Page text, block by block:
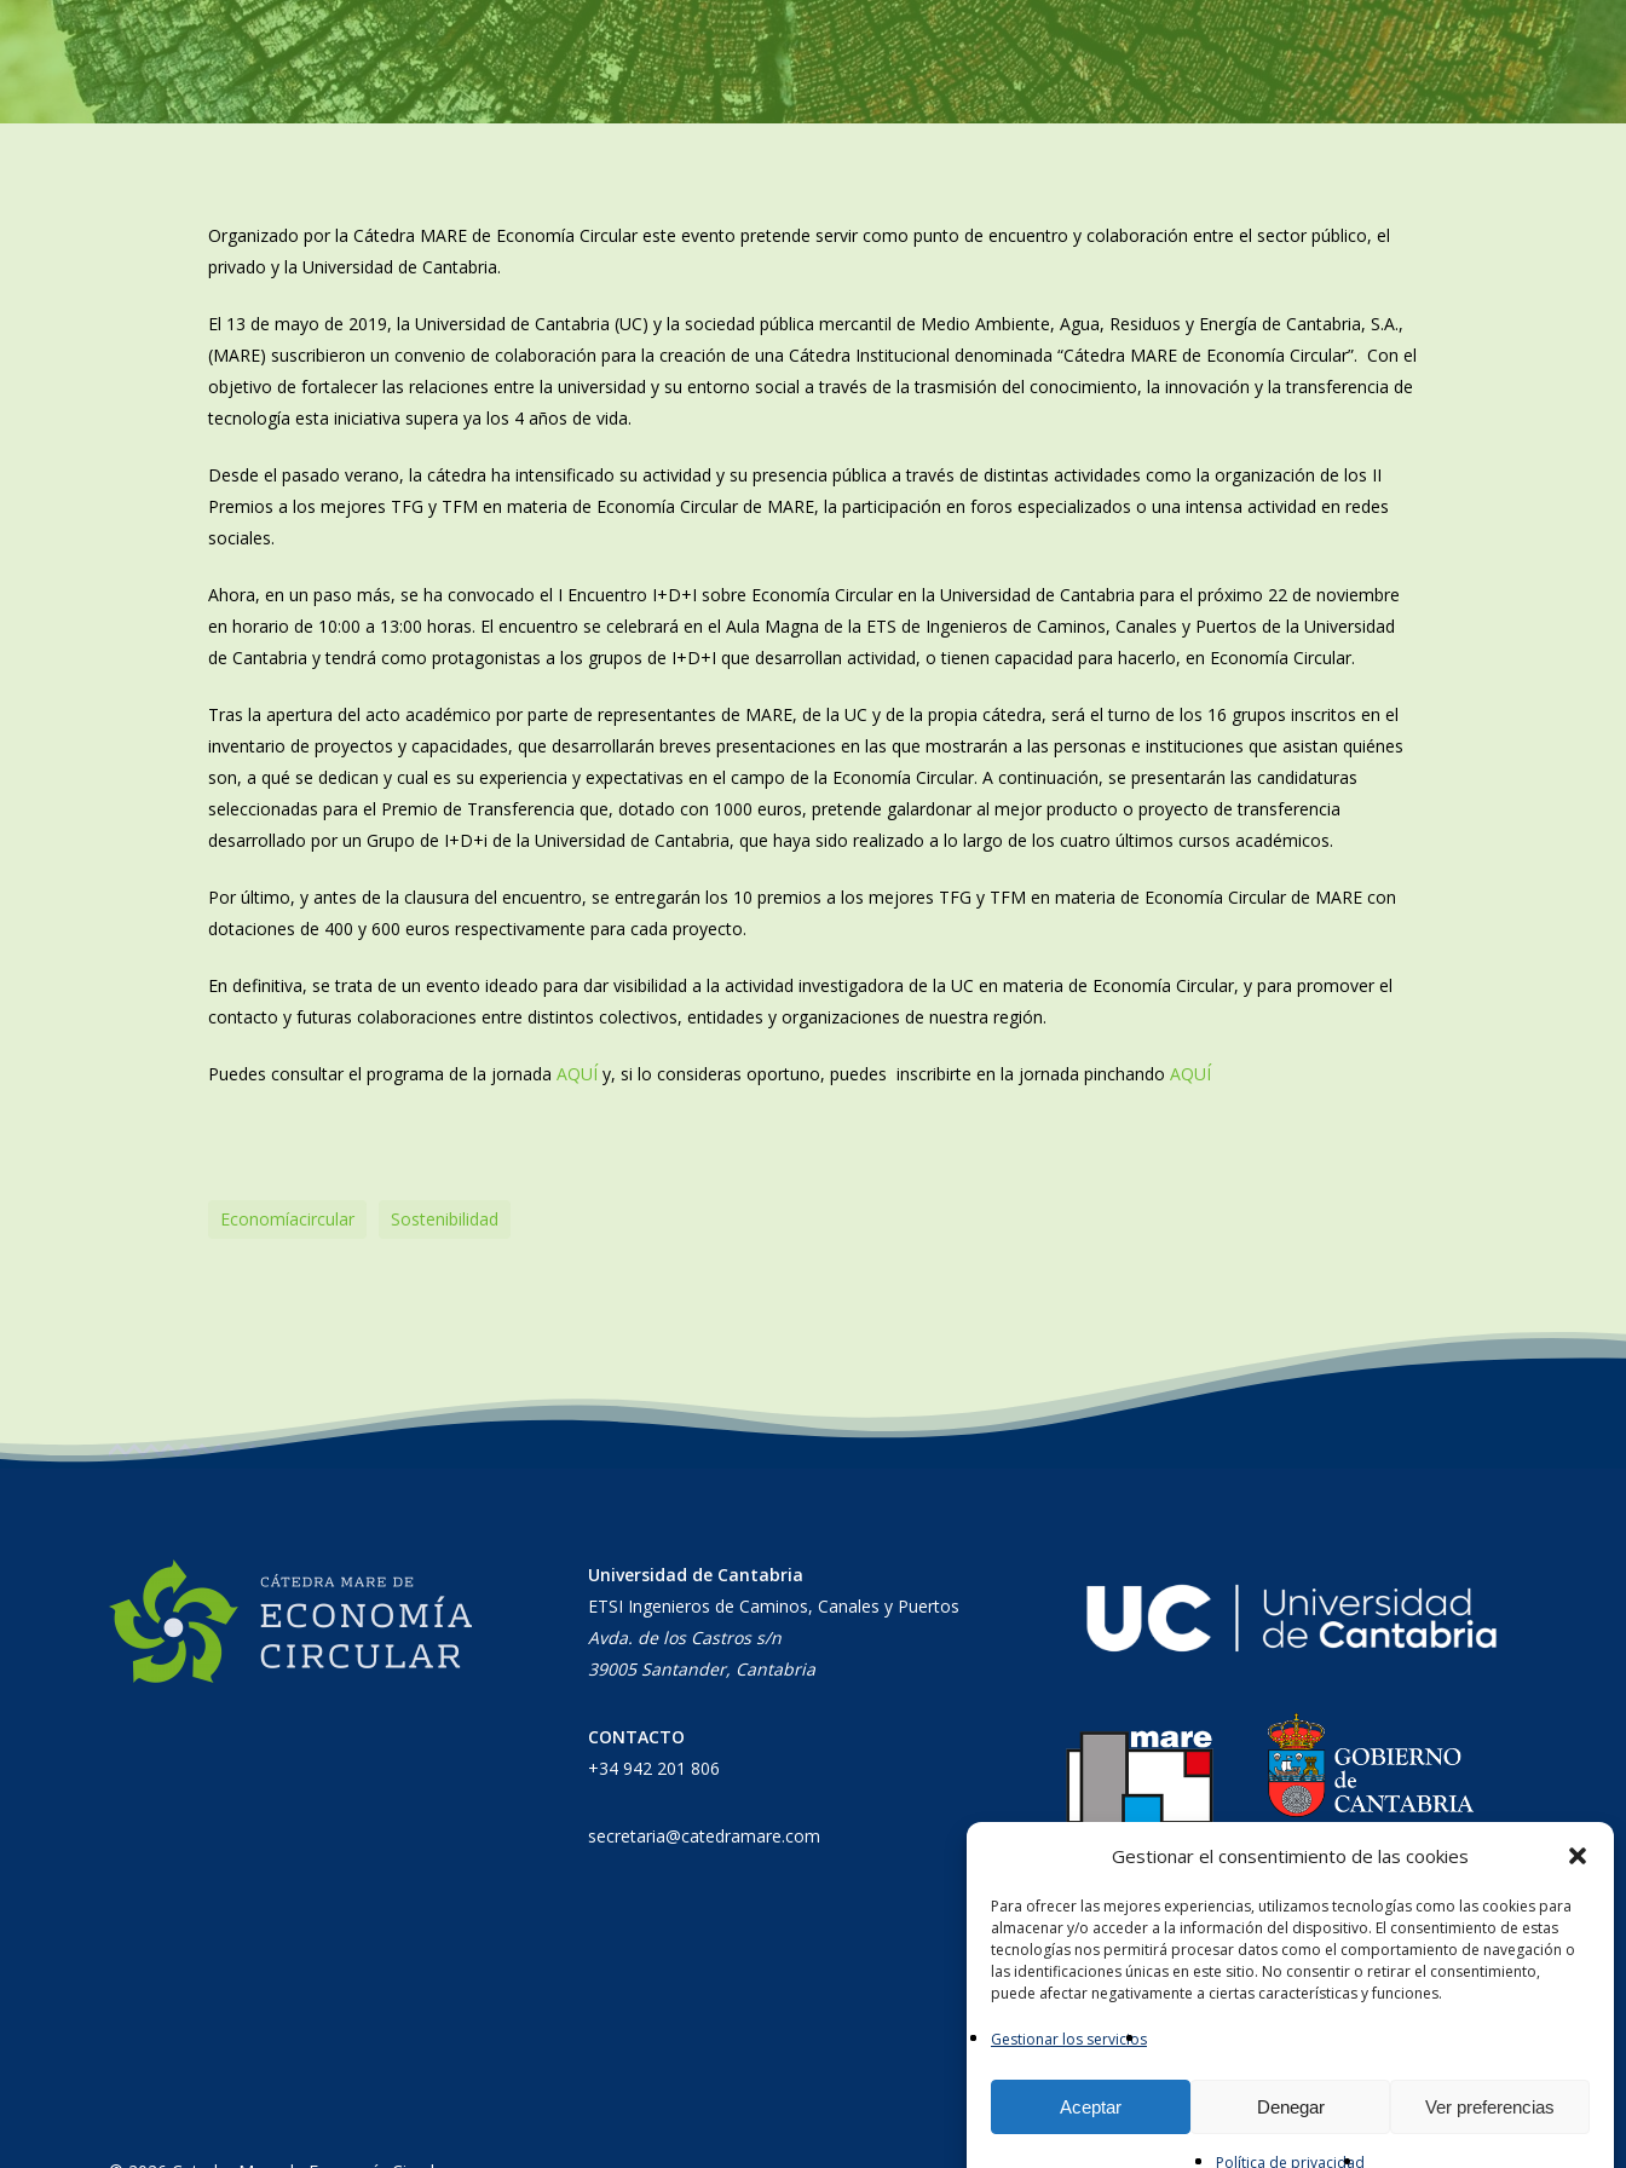
Gestionar el consentimiento de las cookies
Para ofrecer las mejores experiencias, utilizamos tecnologías como las cookies para
almacenar y/o acceder a la información del dispositivo. El consentimiento de estas
tecnologías nos permitirá procesar datos como el comportamiento de navegación o
las identificaciones únicas en este sitio. No consentir o retirar el consentimiento,
puede afectar negativamente a ciertas características y funciones.
Gestionar los servicios
Aceptar Denegar Ver preferencias
Política de privacidad
Organizado por la Cátedra MARE de Economía Circular este evento pretende servir como punto de encuentro y colaboración entre el sector público, el
privado y la Universidad de Cantabria.
El 13 de mayo de 2019, la Universidad de Cantabria (UC) y la sociedad pública mercantil de Medio Ambiente, Agua, Residuos y Energía de Cantabria, S.A.,
(MARE) suscribieron un convenio de colaboración para la creación de una Cátedra Institucional denominada “Cátedra MARE de Economía Circular”. Con el
objetivo de fortalecer las relaciones entre la universidad y su entorno social a través de la trasmisión del conocimiento, la innovación y la transferencia de
tecnología esta iniciativa supera ya los 4 años de vida.
Desde el pasado verano, la cátedra ha intensificado su actividad y su presencia pública a través de distintas actividades como la organización de los II
Premios a los mejores TFG y TFM en materia de Economía Circular de MARE, la participación en foros especializados o una intensa actividad en redes
sociales.
Ahora, en un paso más, se ha convocado el I Encuentro I+D+I sobre Economía Circular en la Universidad de Cantabria para el próximo 22 de noviembre
en horario de 10:00 a 13:00 horas. El encuentro se celebrará en el Aula Magna de la ETS de Ingenieros de Caminos, Canales y Puertos de la Universidad
de Cantabria y tendrá como protagonistas a los grupos de I+D+I que desarrollan actividad, o tienen capacidad para hacerlo, en Economía Circular.
Tras la apertura del acto académico por parte de representantes de MARE, de la UC y de la propia cátedra, será el turno de los 16 grupos inscritos en el
inventario de proyectos y capacidades, que desarrollarán breves presentaciones en las que mostrarán a las personas e instituciones que asistan quiénes
son, a qué se dedican y cual es su experiencia y expectativas en el campo de la Economía Circular. A continuación, se presentarán las candidaturas
seleccionadas para el Premio de Transferencia que, dotado con 1000 euros, pretende galardonar al mejor producto o proyecto de transferencia
desarrollado por un Grupo de I+D+i de la Universidad de Cantabria, que haya sido realizado a lo largo de los cuatro últimos cursos académicos.
Por último, y antes de la clausura del encuentro, se entregarán los 10 premios a los mejores TFG y TFM en materia de Economía Circular de MARE con
dotaciones de 400 y 600 euros respectivamente para cada proyecto.
En definitiva, se trata de un evento ideado para dar visibilidad a la actividad investigadora de la UC en materia de Economía Circular, y para promover el
contacto y futuras colaboraciones entre distintos colectivos, entidades y organizaciones de nuestra región.
Puedes consultar el programa de la jornada AQUÍ y, si lo consideras oportuno, puedes inscribirte en la jornada pinchando AQUÍ
Economíacircular Sostenibilidad
Universidad de Cantabria
ETSI Ingenieros de Caminos, Canales y Puertos
Avda. de los Castros s/n
39005 Santander, Cantabria
CONTACTO
+34 942 201 806
secretaria@catedramare.com